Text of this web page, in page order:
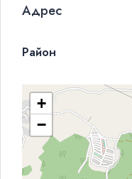
Адрес
Район
+
−